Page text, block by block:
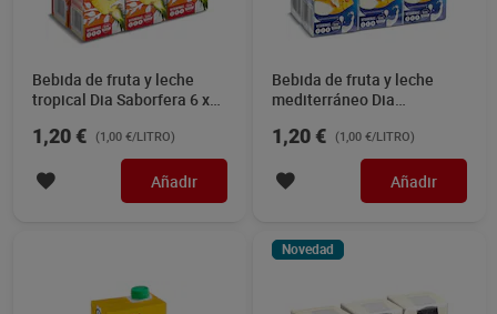
Bebida de fruta y leche
tropical Dia Saborfera 6 x
1,20 € (1,00 €/LITRO)
Añadir
Bebida de fruta y leche
mediterráneo Dia
1,20 € (1,00 €/LITRO)
Añadir
Novedad